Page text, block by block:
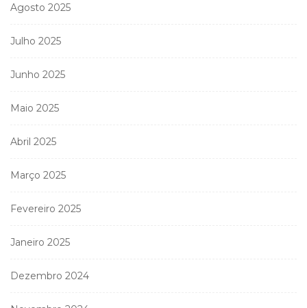
Agosto 2025
Julho 2025
Junho 2025
Maio 2025
Abril 2025
Março 2025
Fevereiro 2025
Janeiro 2025
Dezembro 2024